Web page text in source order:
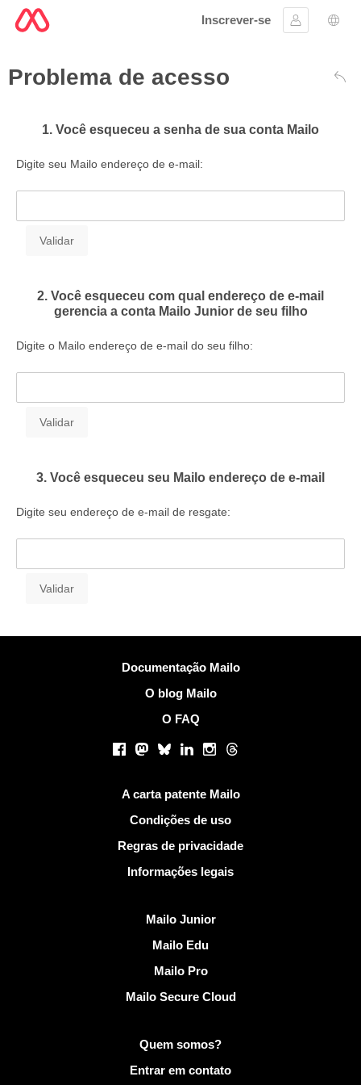
Inscrever-se
Assinar em
Problema de acesso
1. Você esqueceu a senha de sua conta Mailo
Digite seu Mailo endereço de e-mail:
2. Você esqueceu com qual endereço de e-mail
gerencia a conta Mailo Junior de seu filho
Digite o Mailo endereço de e-mail do seu filho:
3. Você esqueceu seu Mailo endereço de e-mail
Digite seu endereço de e-mail de resgate:
Documentação Mailo
O blog Mailo
O FAQ
Facebook
Mastodon
BlueskyLinkedInInstagram
Threads
A carta patente Mailo
Condições de uso
Regras de privacidade
Informações legais
Mailo Junior
Mailo Edu
Mailo Pro
Mailo Secure Cloud
Mais informações em MailoQuem somos?
Entrar em contato